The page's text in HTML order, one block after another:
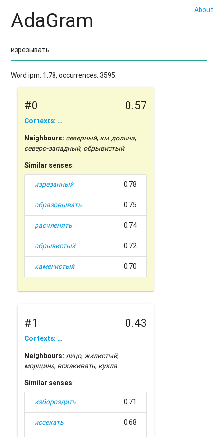
About
AdaGram
Word ipm: 1.78, occurrences: 3595.
#0 0.57
Contexts: …
Neighbours: северный, км,долина,
северо-западный, обрывистый
Similar senses:
изрезанный 0.78
образовывать 0.75
расчленять 0.74
обрывистый 0.72
каменистый 0.70
#1 0.43
Contexts: …
Neighbours: лицо,жилистый,
морщина, вскакивать, кукла
Similar senses:
избороздить 0.71
иссекать 0.68